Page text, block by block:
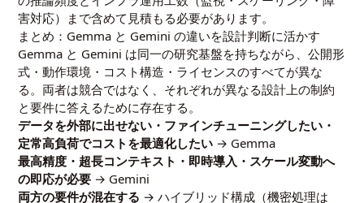
害対応）まで含めて見積もる必要があります。
まとめ：Gemma と Gemini の違いを設計判断に活かす
Gemma と Gemini は同一の研究基盤を持ちながら、公開形
式・動作環境・コスト構造・ライセンスのすべてが異な
る。両者は競合ではなく、それぞれが異なる設計上の制約
と要件に答えるために存在する。
データを外部に出せない・ファインチューニングしたい・
定常高負荷でコストを最適化したい → Gemma
最高精度・超長コンテキスト・即時導入・スケール変動へ
の即応が必要 → Gemini
両方の要件が混在する → ハイブリッド構成（機密処理は